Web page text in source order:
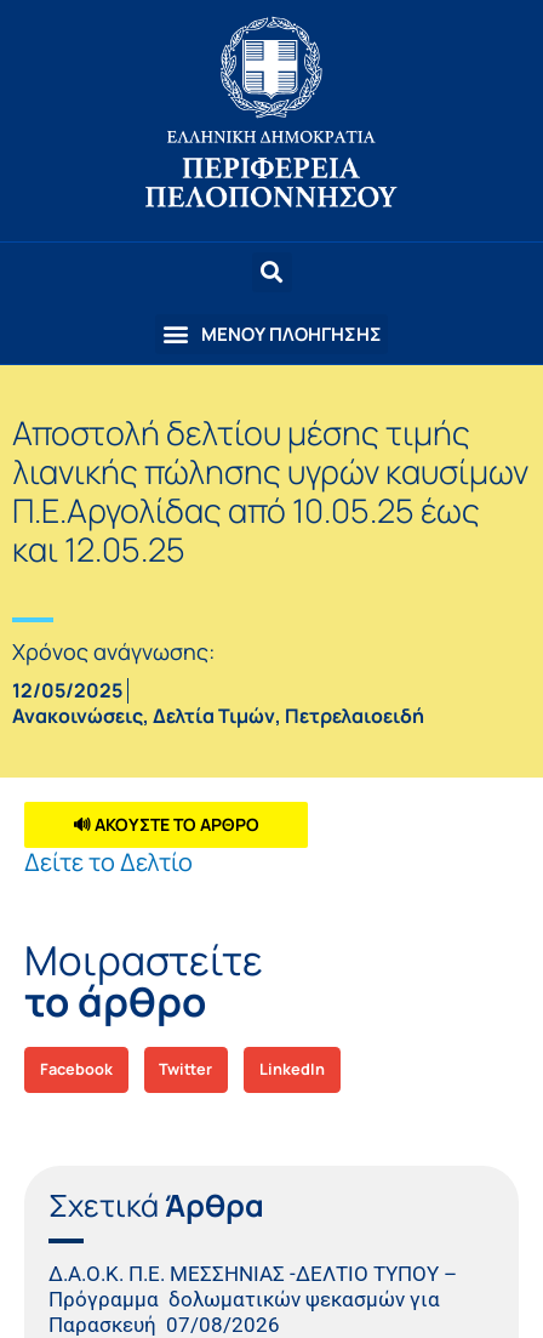
Αποστολή δελτίου μέσης τιμής
λιανικής πώλησης υγρών καυσίμων
Π.Ε.Αργολίδας από 10.05.25 έως
και 12.05.25
Χρόνος ανάγνωσης:
12/05/2025
Ανακοινώσεις, Δελτία Τιμών, Πετρελαιοειδή
🔊 ΑΚΟΥΣΤΕ ΤΟ ΑΡΘΡΟ
Δείτε το Δελτίο
Μοιραστείτε
το άρθρο
Facebook Twitter LinkedIn
Σχετικά Άρθρα
Δ.Α.Ο.Κ. Π.Ε. ΜΕΣΣΗΝΙΑΣ -ΔΕΛΤΙΟ ΤΥΠΟΥ –
Πρόγραμμα δολωματικών ψεκασμών για
Παρασκευή 07/08/2026